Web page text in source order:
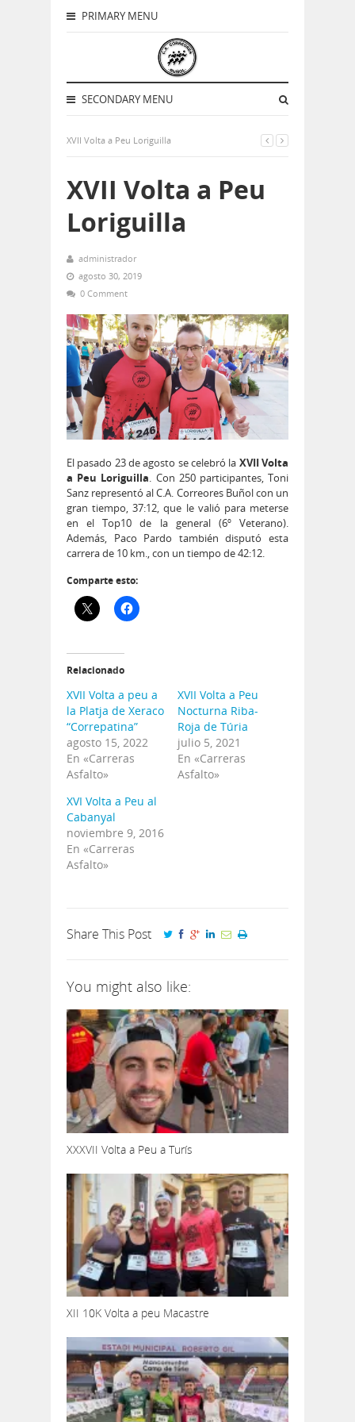
PRIMARY MENU
SECONDARY MENU
XVII Volta a Peu Loriguilla
XVII Volta a Peu
Loriguilla
administrador
agosto 30, 2019
0 Comment
El pasado 23 de agosto se celebró la XVII Volta
a Peu Loriguilla. Con 250 participantes, Toni
Sanz representó al C.A. Correores Buñol con un
gran tiempo, 37:12, que le valió para meterse
en el Top10 de la general (6º Veterano).
Además, Paco Pardo también disputó esta
carrera de 10 km., con un tiempo de 42:12.
Comparte esto:
Relacionado
XVII Volta a peu a
la Platja de Xeraco
“Correpatina”
agosto 15, 2022
En «Carreras
Asfalto»
XVII Volta a Peu
Nocturna Riba-
Roja de Túria
julio 5, 2021
En «Carreras
Asfalto»
XVI Volta a Peu al
Cabanyal
noviembre 9, 2016
En «Carreras
Asfalto»
Share This Post
You might also like:
XXXVII Volta a Peu a Turís
XII 10K Volta a peu Macastre